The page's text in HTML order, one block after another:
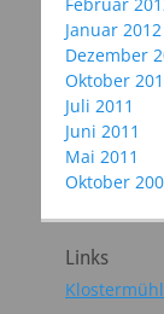
Januar 2012
Dezember
Oktober
Juli 2011
Juni 2011
Mai 2011
Oktober
Links